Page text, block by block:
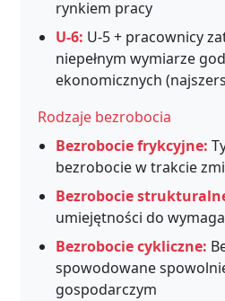
rynkiem pracy
U-6: U-5 + pracownicy
niepełnym wymiarze
ekonomicznych
Rodzaje bezrobocia
Bezrobocie frykcyjne:
bezrobocie w trakcie
Bezrobocie
umiejętności do
Bezrobocie cykliczne:
spowodowane
gospodarczym